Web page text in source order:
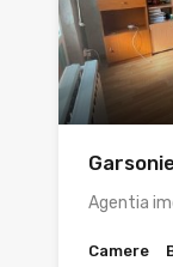
Agentia
Camere